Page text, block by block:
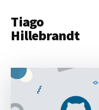
main
content
menu
Tiago
Hillebrandt